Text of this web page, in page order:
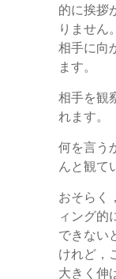
的に挨拶
りません。
相手に向
ます。
相手を観
れます。
何を言う
んと観て
おそらく
ィング的
できない
けれど，
大きく伸